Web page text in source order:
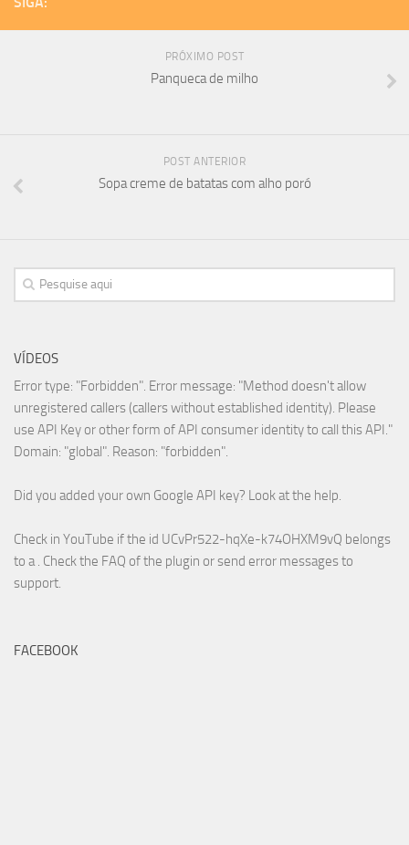
PRÓXIMO POST
Panqueca de milho
POST ANTERIOR
Sopa creme de batatas com alho poró
VÍDEOS
Error type: "Forbidden". Error message: "Method doesn't allow
unregistered callers (callers without established identity). Please
use API Key or other form of API consumer identity to call this API."
Domain: "global". Reason: "forbidden".
Did you added your own Google API key? Look at the help.
Check in YouTube if the id UCvPr522-hqXe-k74OHXM9vQ belongs
to a . Check the FAQ of the plugin or send error messages to
support.
FACEBOOK